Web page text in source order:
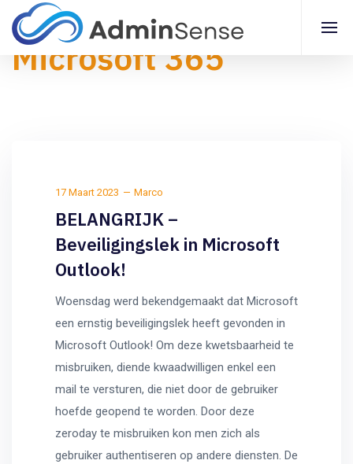
Microsoft 365
17 Maart 2023 Marco
BELANGRIJK –
Beveiligingslek in Microsoft
Outlook!
Woensdag werd bekendgemaakt dat Microsoft
een ernstig beveiligingslek heeft gevonden in
Microsoft Outlook! Om deze kwetsbaarheid te
misbruiken, diende kwaadwilligen enkel een
mail te versturen, die niet door de gebruiker
hoefde geopend te worden. Door deze
zeroday te misbruiken kon men zich als
gebruiker authentiseren op andere diensten. De